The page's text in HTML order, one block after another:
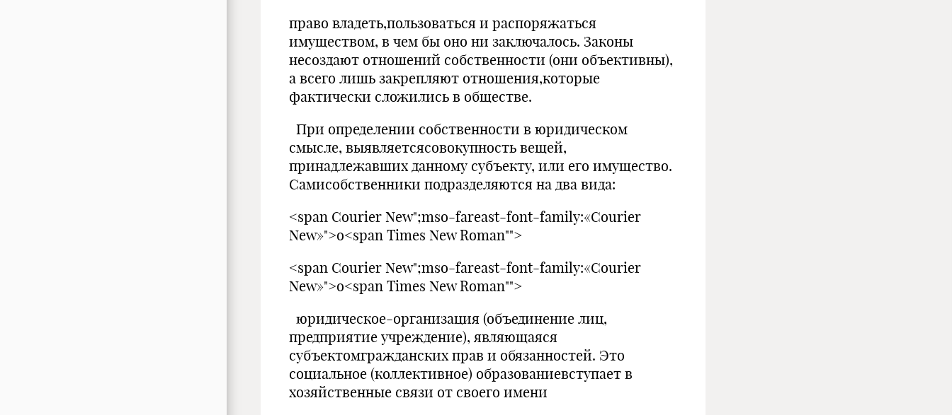
право владеть,пользоваться и распоряжаться
имуществом, в чем бы оно ни заключалось. Законы
несоздают отношений собственности (они объективны),
а всего лишь закрепляют отношения,которые
фактически сложились в обществе.
При определении собственности в юридическом
смысле, выявляетсясовокупность вещей,
принадлежавших данному субъекту, или его имущество.
Самисобственники подразделяются на два вида:
<span Courier New";mso-fareast-font-family:«Courier
New»">o<span Times New Roman"">
<span Courier New";mso-fareast-font-family:«Courier
New»">o<span Times New Roman"">
юридическое-организация (объединение лиц,
предприятие учреждение), являющаяся
субъектомгражданских прав и обязанностей. Это
социальное (коллективное) образованиевступает в
хозяйственные связи от своего имени